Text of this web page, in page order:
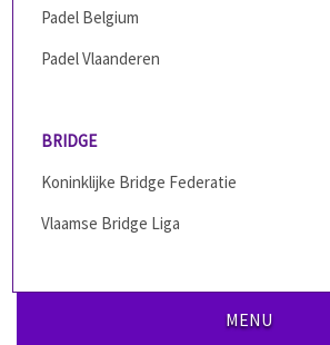
Padel Belgium
Padel Vlaanderen
BRIDGE
Koninklijke Bridge Federatie
Vlaamse Bridge Liga
MENU